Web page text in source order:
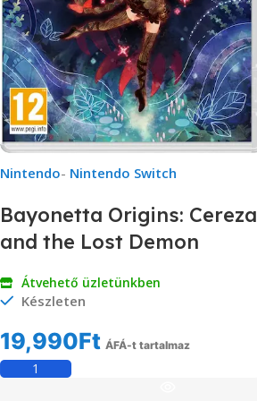
Nintendo- Nintendo Switch
Bayonetta Origins: Cereza
and the Lost Demon
Átvehető üzletünkben
Készleten
19,990Ft ÁFÁ-t tartalmaz